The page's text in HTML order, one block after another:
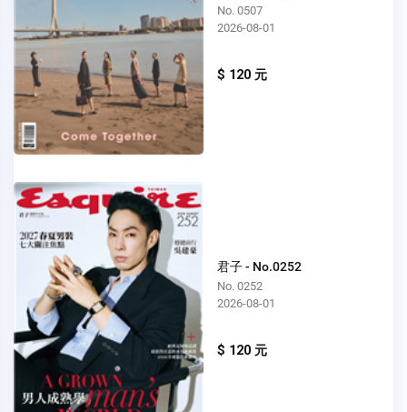
No. 0507
2026-08-01
$ 120 元
君子 - No.0252
No. 0252
2026-08-01
$ 120 元